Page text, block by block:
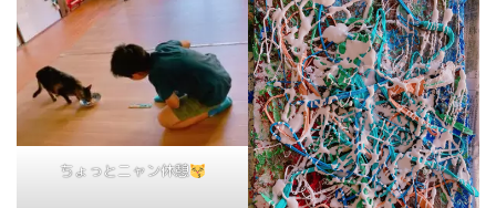
ちょっとニャン休憩